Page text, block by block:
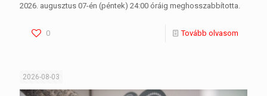
2026. augusztus 07-én (péntek) 24:00 óráig meghosszabbította.
0 Tovább olvasom
2026-08-03